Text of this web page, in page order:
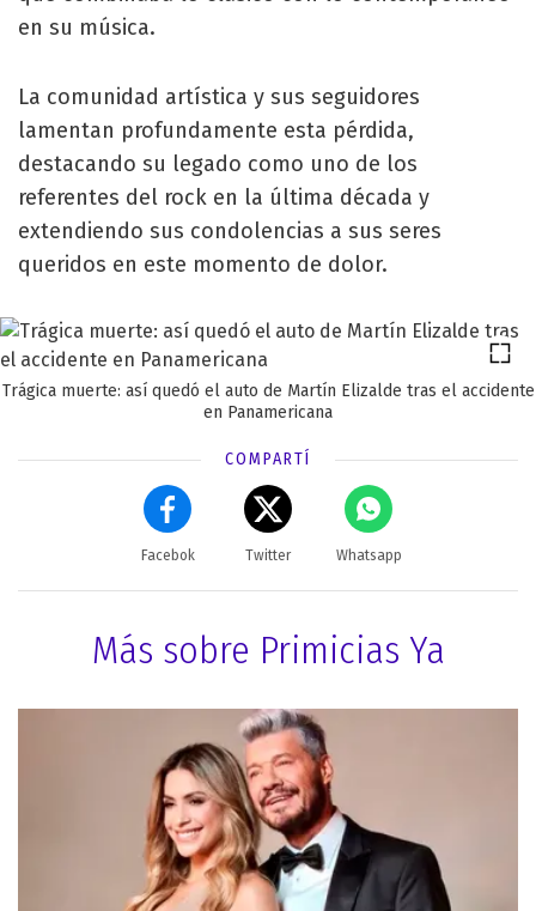
en su música.
La comunidad artística y sus seguidores
lamentan profundamente esta pérdida,
destacando su legado como uno de los
referentes del rock en la última década y
extendiendo sus condolencias a sus seres
queridos en este momento de dolor.
Trágica muerte: así quedó el auto de Martín Elizalde tras el accidente
en Panamericana
COMPARTÍ
Facebok Twitter Whatsapp
Más sobre Primicias Ya